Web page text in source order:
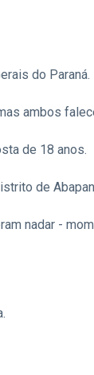
do Paraná.
ambos
de 18 anos.
de
nadar -